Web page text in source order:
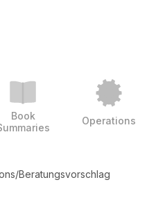
Book
Operations
/Beratungsvorschlag